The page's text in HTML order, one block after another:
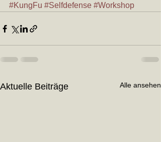
#KungFu #Selfdefense #Workshop
Aktuelle Beiträge Alle ansehen